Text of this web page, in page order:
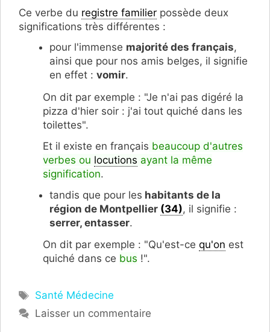
Ce verbe du registre familier possède deux
significations très différentes :
pour l'immense majorité des français,
ainsi que pour nos amis belges, il signifie
en effet : vomir.
On dit par exemple : "Je n'ai pas digéré la
pizza d'hier soir : j'ai tout quiché dans les
toilettes".
Et il existe en français beaucoup d'autres
verbes ou locutions ayant la même
signification.
tandis que pour les habitants de la
région de Montpellier (34), il signifie :
serrer, entasser.
On dit par exemple : "Qu'est-ce qu'on est
quiché dans ce bus !".
Étiquettes
Santé Médecine
Laisser un commentaire